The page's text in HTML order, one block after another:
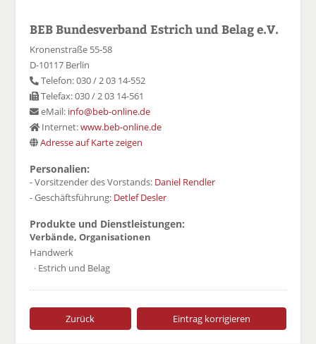
BEB Bundesverband Estrich und Belag e.V.
Kronenstraße 55-58
D-10117 Berlin
Telefon: 030 / 2 03 14-552
Telefax: 030 / 2 03 14-561
eMail: info@beb-online.de
Internet:www.beb-online.de
Adresse auf Karte zeigen
Personalien:
- Vorsitzender des Vorstands: Daniel Rendler
- Geschäftsführung: Detlef Desler
Produkte und Dienstleistungen:
Verbände, Organisationen
Handwerk
· Estrich und Belag
Zurück Eintrag korrigieren